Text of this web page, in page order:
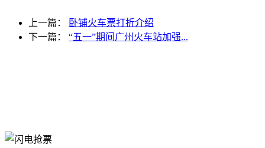
上一篇：
卧铺火车票打折介绍
下一篇： “五一”期间广州火车站加强...